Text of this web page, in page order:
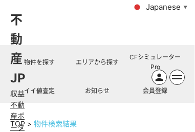
不
動
産
JP
収益
不動
産ポ
ータ
Japanese ▼
物件を探す エリアから探す
CFシミュレーター
Pro
イイ値査定 お知らせ 会員登録
TOP 物件検索結果